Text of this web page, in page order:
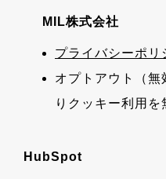
MIL株式会社
プライバシーポリ
オプトアウト（無
りクッキー利用
HubSpot